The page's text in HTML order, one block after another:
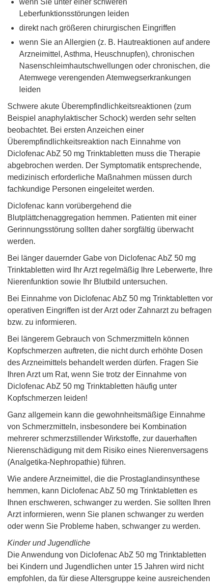
wenn Sie unter einer schweren
Leberfunktionsstörungen leiden
direkt nach größeren chirurgischen Eingriffen
wenn Sie an Allergien (z. B. Hautreaktionen auf andere
Arzneimittel, Asthma, Heuschnupfen), chronischen
Nasenschleimhautschwellungen oder chronischen, die
Atemwege verengenden Atemwegserkrankungen
leiden
Schwere akute Überempfindlichkeitsreaktionen (zum
Beispiel anaphylaktischer Schock) werden sehr selten
beobachtet. Bei ersten Anzeichen einer
Überempfindlichkeitsreaktion nach Einnahme von
Diclofenac AbZ 50 mg Trinktabletten muss die Therapie
abgebrochen werden. Der Symptomatik entsprechende,
medizinisch erforderliche Maßnahmen müssen durch
fachkundige Personen eingeleitet werden.
Diclofenac kann vorübergehend die
Blutplättchenaggregation hemmen. Patienten mit einer
Gerinnungsstörung sollten daher sorgfältig überwacht
werden.
Bei länger dauernder Gabe von Diclofenac AbZ 50 mg
Trinktabletten wird Ihr Arzt regelmäßig Ihre Leberwerte, Ihre
Nierenfunktion sowie Ihr Blutbild untersuchen.
Bei Einnahme von Diclofenac AbZ 50 mg Trinktabletten vor
operativen Eingriffen ist der Arzt oder Zahnarzt zu befragen
bzw. zu informieren.
Bei längerem Gebrauch von Schmerzmitteln können
Kopfschmerzen auftreten, die nicht durch erhöhte Dosen
des Arzneimittels behandelt werden dürfen. Fragen Sie
Ihren Arzt um Rat, wenn Sie trotz der Einnahme von
Diclofenac AbZ 50 mg Trinktabletten häufig unter
Kopfschmerzen leiden!
Ganz allgemein kann die gewohnheitsmäßige Einnahme
von Schmerzmitteln, insbesondere bei Kombination
mehrerer schmerzstillender Wirkstoffe, zur dauerhaften
Nierenschädigung mit dem Risiko eines Nierenversagens
(Analgetika-Nephropathie) führen.
Wie andere Arzneimittel, die die Prostaglandinsynthese
hemmen, kann Diclofenac AbZ 50 mg Trinktabletten es
Ihnen erschweren, schwanger zu werden. Sie sollten Ihren
Arzt informieren, wenn Sie planen schwanger zu werden
oder wenn Sie Probleme haben, schwanger zu werden.
Kinder und Jugendliche
Die Anwendung von Diclofenac AbZ 50 mg Trinktabletten
bei Kindern und Jugendlichen unter 15 Jahren wird nicht
empfohlen, da für diese Altersgruppe keine ausreichenden